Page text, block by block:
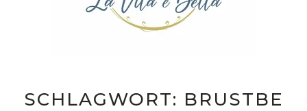
SCHLAGWORT: BRUSTBE